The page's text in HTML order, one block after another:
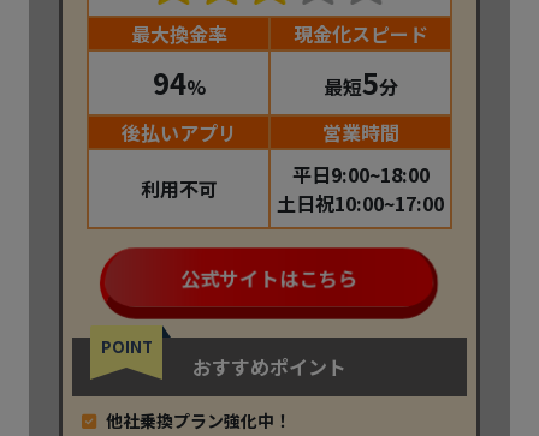
最大換金率 現金化スピード
94% 最短5分
後払いアプリ
営業時間
利用不可
平日9:00~18:00
土日祝10:00~17:00
公式サイトはこちら
POINT
おすすめポイント
他社乗換プラン強化中！